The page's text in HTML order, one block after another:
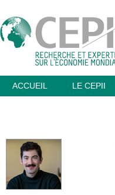
ACCUEIL LE CEPII